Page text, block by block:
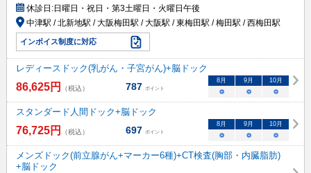
休診日:日曜日・祝日・第3土曜日・火曜日午後
中津駅 / 北新地駅 / 大阪梅田駅 / 大阪駅 / 東梅田駅 / 梅田駅 / 西梅田駅
インボイス制度に対応
レディースドック(乳がん・子宮がん)+脳ドック
86,625円 （税込） 787 ポイント
8月 9月 10月
○ ○ ○
スタンダード人間ドック+脳ドック
76,725円 （税込） 697 ポイント
8月 9月 10月
○ ○ ○
メンズドック(前立腺がん+マーカー6種)+CT検査(胸部・内臓脂肪)
+脳ドック